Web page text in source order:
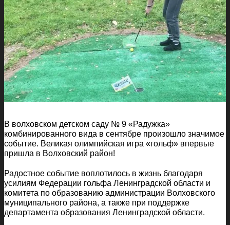
В волховском детском саду № 9 «Радужка»
комбинированного вида в сентябре произошло значимое
событие. Великая олимпийская игра «гольф» впервые
пришла в Волховский район!
Радостное событие воплотилось в жизнь благодаря
усилиям Федерации гольфа Ленинградской области и
комитета по образованию администрации Волховского
муниципального района, а также при поддержке
департамента образования Ленинградской области.